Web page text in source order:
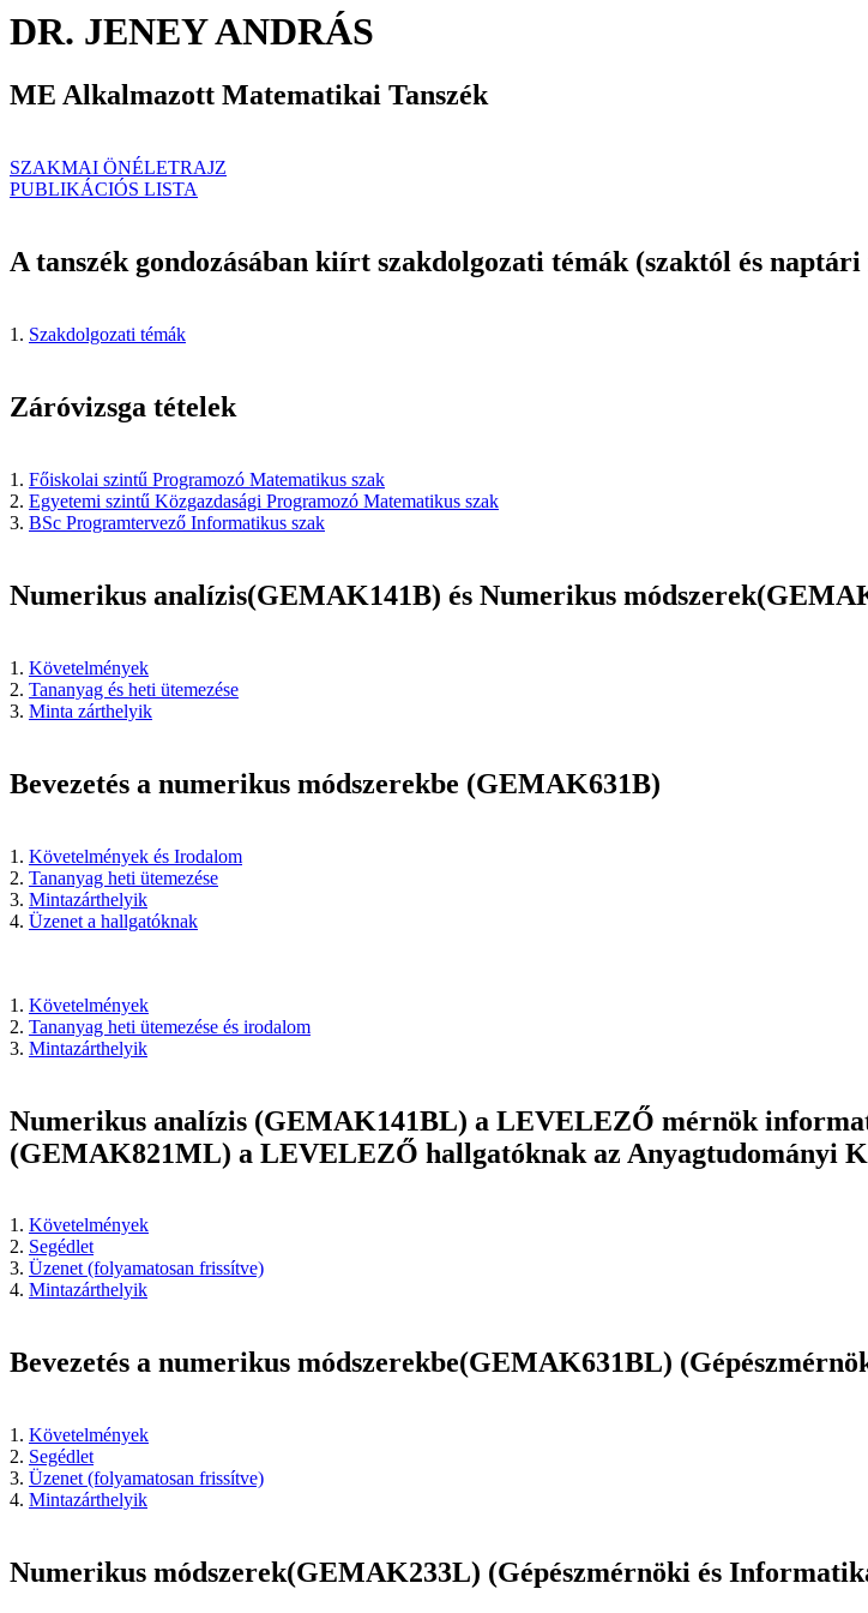
DR. JENEY ANDRÁS
ME Alkalmazott Matematikai Tanszék
SZAKMAI ÖNÉLETRAJZ
PUBLIKÁCIÓS LISTA
A tanszék gondozásában kiírt szakdolgozati témák (szaktól és
1. Szakdolgozati témák
Záróvizsga tételek
1. Főiskolai szintű Programozó Matematikus szak
2. Egyetemi szintű Közgazdasági Programozó Matematikus szak
3. BSc Programtervező Informatikus szak
Numerikus analízis(GEMAK141B) és Numerikus
1. Követelmények
2. Tananyag és heti ütemezése
3. Minta zárthelyik
Bevezetés a numerikus módszerekbe (GEMAK631B)
1. Követelmények és Irodalom
2. Tananyag heti ütemezése
3. Mintazárthelyik
4. Üzenet a hallgatóknak
1. Követelmények
2. Tananyag heti ütemezése és irodalom
3. Mintazárthelyik
Numerikus analízis (GEMAK141BL) a LEVELEZŐ mérnök
(GEMAK821ML) a LEVELEZŐ hallgatóknak az Anyagtudományi
1. Követelmények
2. Segédlet
3. Üzenet (folyamatosan frissítve)
4. Mintazárthelyik
Bevezetés a numerikus módszerekbe(GEMAK631BL)
1. Követelmények
2. Segédlet
3. Üzenet (folyamatosan frissítve)
4. Mintazárthelyik
Numerikus módszerek(GEMAK233L) (Gépészmérnöki és